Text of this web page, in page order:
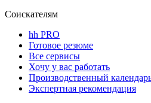
Соискателям
hh PRO
Готовое резюме
Все сервисы
Хочу у вас работать
Производственный
Экспертная рекомендация